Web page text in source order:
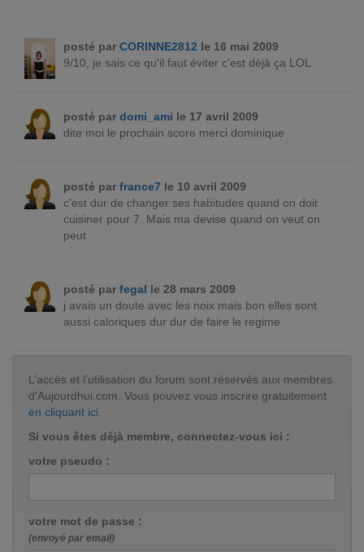
posté par CORINNE2812 le 16 mai 2009
9/10, je sais ce qu'il faut éviter c'est déjà ça LOL
posté par domi_ami le 17 avril 2009
dite moi le prochain score merci dominique
posté par france7 le 10 avril 2009
c'est dur de changer ses habitudes quand on doit
cuisiner pour 7. Mais ma devise quand on veut on
peut
posté par fegal le 28 mars 2009
j avais un doute avec les noix mais bon elles sont
aussi caloriques dur dur de faire le regime
L’accès et l’utilisation du forum sont réservés aux membres
d'Aujourdhui.com. Vous pouvez vous inscrire gratuitement
en cliquant ici
Si vous êtes déjà membre, connectez-vous ici :
votre pseudo :
votre mot de passe :
(envoyé par email)